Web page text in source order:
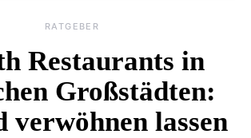
RATGEBER
Restaurants in
Großstädten:
verwöhnen lassen